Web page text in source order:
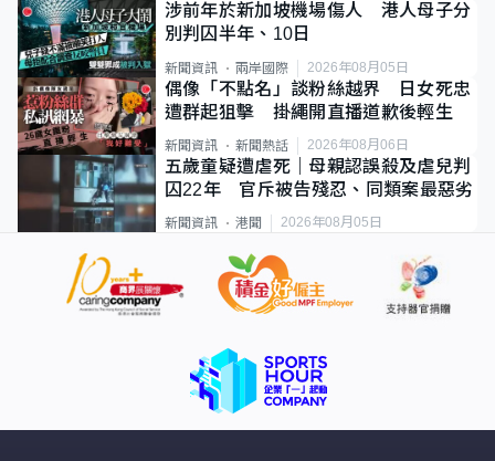
涉前年於新加坡機場傷人 港人母子分
別判囚半年、10日
新聞資訊 兩岸國際 2026年08月05日
偶像「不點名」談粉絲越界 日女死忠
遭群起狙擊 掛繩開直播道歉後輕生
新聞資訊 新聞熱話 2026年08月06日
五歲童疑遭虐死｜母親認誤殺及虐兒判
囚22年 官斥被告殘忍、同類案最惡劣
新聞資訊 港聞 2026年08月05日